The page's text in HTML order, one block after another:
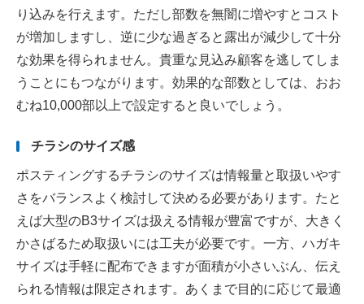
り込みを行えます。ただし部数を無闇に増やすとコスト
が増加しますし、逆に少な過ぎると露出が減少して十分
な効果を得られません。貴重な見込み顧客を逃してしま
うことにもつながります。効果的な部数としては、おお
むね10,000部以上で設定すると良いでしょう。
チラシのサイズ感
ポスティングするチラシのサイズは情報量と取扱いやす
さをバランスよく検討して決める必要があります。たと
えば大型のB3サイズは扱える情報が豊富ですが、大きく
かさばるため取扱いには工夫が必要です。一方、ハガキ
サイズは手軽に配布できますが面積が小さいぶん、伝え
られる情報は限定されます。あくまで目的に応じて最適